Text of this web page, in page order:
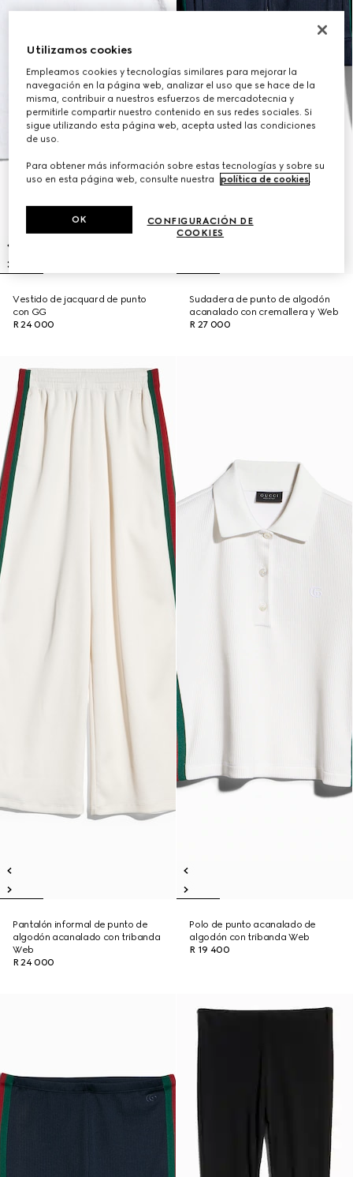
Vestido de jacquard de punto
con GG
R 24 000
Sudadera de punto de algodón
acanalado con cremallera y Web
R 27 000
Pantalón informal de punto de
algodón acanalado con tribanda
Web
R 24 000
Polo de punto acanalado de
algodón con tribanda Web
R 19 400
Utilizamos cookies
Empleamos cookies y tecnologías similares para mejorar la
navegación en la página web, analizar el uso que se hace de la
misma, contribuir a nuestros esfuerzos de mercadotecnia y
permitirle compartir nuestro contenido en sus redes sociales. Si
sigue utilizando esta página web, acepta usted las condiciones
de uso.
Para obtener más información sobre estas tecnologías y sobre su
uso en esta página web, consulte nuestra
política de cookies.
CONFIGURACIÓN DE
COOKIES
OK